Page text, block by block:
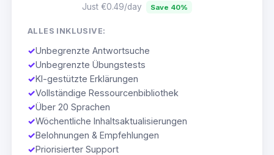
Just €0.49/day Save 40%
ALLES INKLUSIVE:
✓Unbegrenzte Antwortsuche
✓Unbegrenzte Übungstests
✓KI-gestützte Erklärungen
✓Vollständige Ressourcenbibliothek
✓Über 20 Sprachen
✓Wöchentliche Inhaltsaktualisierungen
✓Belohnungen & Empfehlungen
✓Priorisierter Support